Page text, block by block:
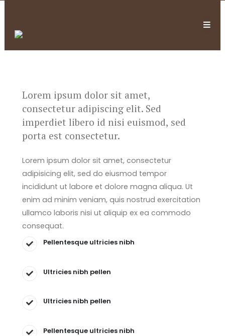
Lorem ipsum dolor sit amet,
consectetur adipiscing elit. Sed
imperdiet libero id nisi euismod, sed
porta est consectetur.
Lorem ipsum dolor sit amet, consectetur
adipisicing elit, sed do eiusmod tempor
incididunt ut labore et dolore magna aliqua. Ut
enim ad minim veniam, quis nostrud exercitation
ullamco laboris nisi ut aliquip ex ea commodo
consequat.
Pellentesque ultricies nibh
Ultricies nibh pellen
Ultricies nibh pellen
Pellentesque ultricies nibh